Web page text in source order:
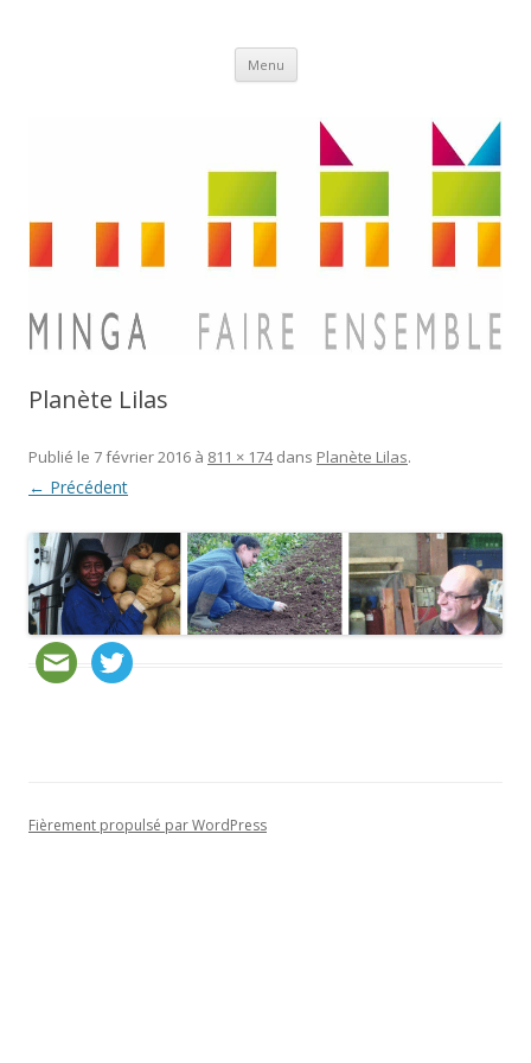
Menu Aller
contenu
Planète Lilas
Publié le 7 février 2016 à 811 × 174dans Planète Lilas.
← Précédent
Fièrement propulsé par WordPress